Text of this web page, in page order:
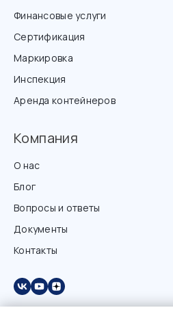
Финансовые услуги
Сертификация
Маркировка
Инспекция
Аренда контейнеров
Компания
О нас
Блог
Вопросы и ответы
Документы
Контакты